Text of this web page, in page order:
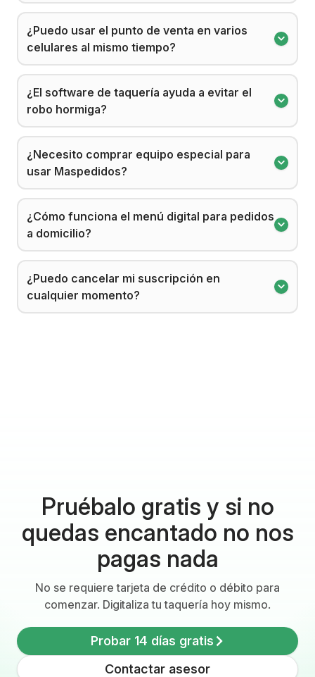
¿Puedo usar el punto de venta en varios
celulares al mismo tiempo?
¿El software de taquería ayuda a evitar el
robo hormiga?
¿Necesito comprar equipo especial para
usar Maspedidos?
¿Cómo funciona el menú digital para pedidos
a domicilio?
¿Puedo cancelar mi suscripción en
cualquier momento?
Pruébalo gratis y si no
quedas encantado no nos
pagas nada
No se requiere tarjeta de crédito o débito para
comenzar. Digitaliza tu taquería hoy mismo.
Probar 14 días gratis
Contactar asesor